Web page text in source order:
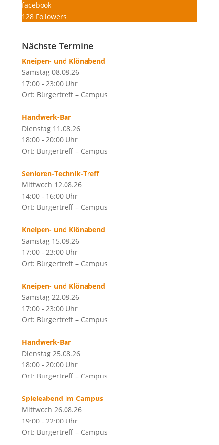
facebook
128 Followers
Nächste Termine
Kneipen- und Klönabend
Samstag 08.08.26
17:00 - 23:00 Uhr
Ort: Bürgertreff – Campus
Handwerk-Bar
Dienstag 11.08.26
18:00 - 20:00 Uhr
Ort: Bürgertreff – Campus
Senioren-Technik-Treff
Mittwoch 12.08.26
14:00 - 16:00 Uhr
Ort: Bürgertreff – Campus
Kneipen- und Klönabend
Samstag 15.08.26
17:00 - 23:00 Uhr
Ort: Bürgertreff – Campus
Kneipen- und Klönabend
Samstag 22.08.26
17:00 - 23:00 Uhr
Ort: Bürgertreff – Campus
Handwerk-Bar
Dienstag 25.08.26
18:00 - 20:00 Uhr
Ort: Bürgertreff – Campus
Spieleabend im Campus
Mittwoch 26.08.26
19:00 - 22:00 Uhr
Ort: Bürgertreff – Campus